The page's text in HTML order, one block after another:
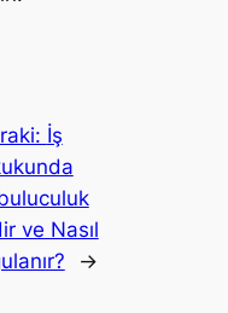
İş
ve Nasıl
→